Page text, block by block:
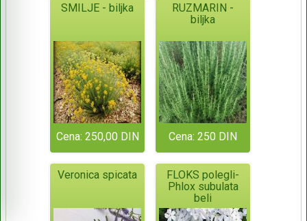
SMILJE - biljka
Cena: 250,00 DIN
RUZMARIN -
biljka
Cena: 250 DIN
Veronica spicata
FLOKS polegli-
Phlox subulata
beli